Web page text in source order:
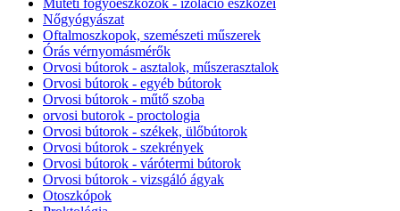
Műtéti fogyóeszközök - izoláció eszközei
Nőgyógyászat
Oftalmoszkopok, szemészeti műszerek
Órás vérnyomásmérők
Orvosi bútorok - asztalok, műszerasztalok
Orvosi bútorok - egyéb bútorok
Orvosi bútorok - műtő szoba
orvosi butorok - proctologia
Orvosi bútorok - székek, ülőbútorok
Orvosi bútorok - szekrények
Orvosi bútorok - várótermi bútorok
Orvosi bútorok - vizsgáló ágyak
Otoszkópok